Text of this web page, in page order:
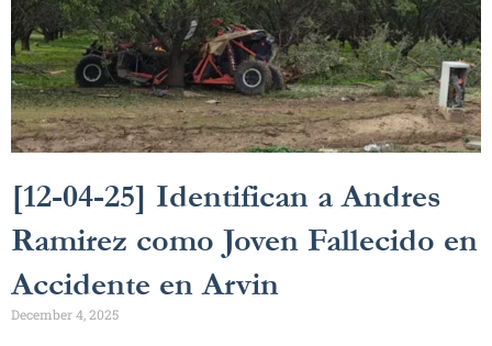
[12-04-25] Identifican a Andres
Ramirez como Joven Fallecido en
Accidente en Arvin
December 4, 2025